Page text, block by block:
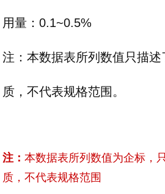
用量：0.1~0.5%
注：本数据表所列数值只描
质，不代表规格范围。
注：本数据表所列数值为企标，
质，不代表规格范围